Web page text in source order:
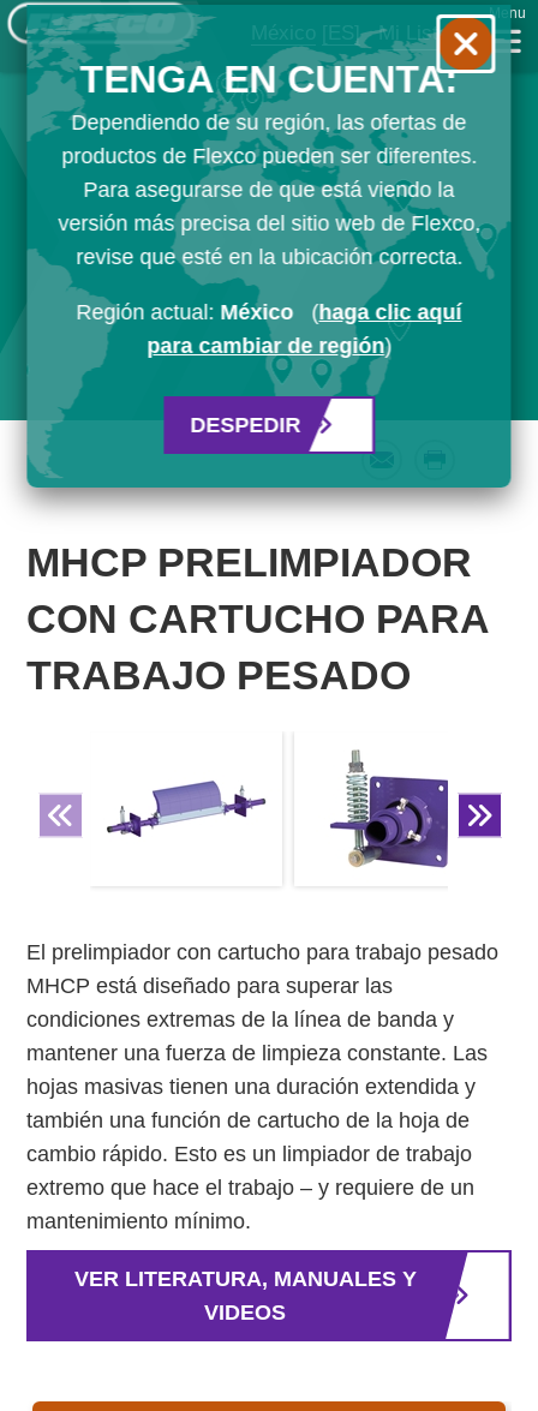
México [ES] Mi Lista
Menu
MHCP PRELIMPIADOR
CON CARTUCHO PARA
TRABAJO PESADO
El prelimpiador con cartucho para trabajo pesado
MHCP está diseñado para superar las
condiciones extremas de la línea de banda y
mantener una fuerza de limpieza constante. Las
hojas masivas tienen una duración extendida y
también una función de cartucho de la hoja de
cambio rápido. Esto es un limpiador de trabajo
extremo que hace el trabajo – y requiere de un
mantenimiento mínimo.
VER LITERATURA, MANUALES Y
VIDEOS
TENGA EN CUENTA:
Dependiendo de su región, las ofertas de
productos de Flexco pueden ser diferentes.
Para asegurarse de que está viendo la
versión más precisa del sitio web de Flexco,
revise que esté en la ubicación correcta.
Región actual: México (haga clic aquí
para cambiar de región)
DESPEDIR